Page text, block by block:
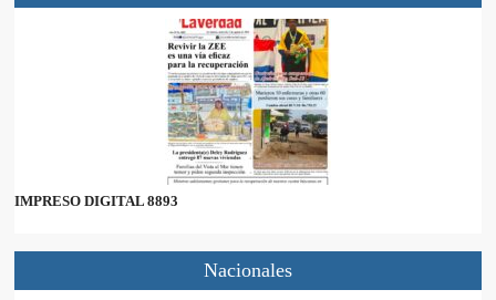
IMPRESO DIGITAL 8893
Nacionales